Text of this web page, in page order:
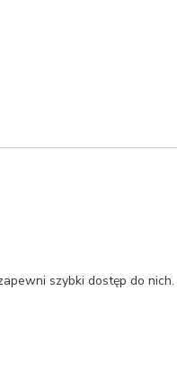
szybki dostęp do nich.